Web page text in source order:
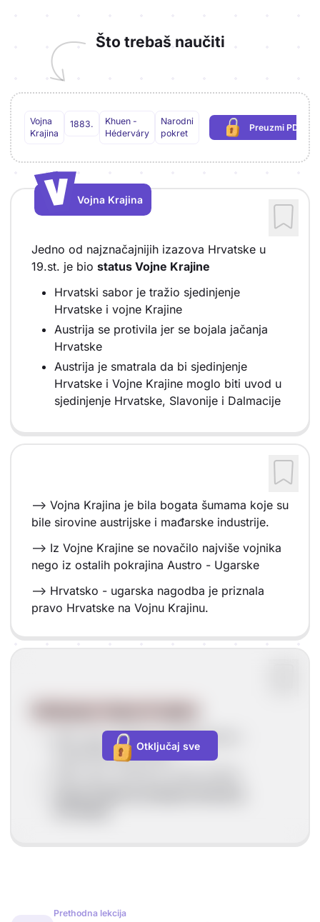
Što trebaš naučiti
Vojna
Krajina
1883.
Khuen -
Héderváry
Narodni
pokret
Preuzmi PDF
(potrebna
V
V
Vojna Krajina
Jedno od najznačajnijih izazova Hrvatske u
19.st. je bio status Vojne Krajine
Hrvatski sabor je tražio sjedinjenje
Hrvatske i vojne Krajine
Austrija se protivila jer se bojala jačanja
Hrvatske
Austrija je smatrala da bi sjedinjenje
Hrvatske i Vojne Krajine moglo biti uvod u
sjedinjenje Hrvatske, Slavonije i Dalmacije
--> Vojna Krajina je bila bogata šumama koje su
bile sirovine austrijske i mađarske industrije.
--> Iz Vojne Krajine se novačilo najviše vojnika
nego iz ostalih pokrajina Austro - Ugarske
--> Hrvatsko - ugarska nagodba je priznala
pravo Hrvatske na Vojnu Krajinu.
1871. god. ukinute su Đurđevačka i
Križevačka pukovnije
Otključaj sve
Prethodna lekcija